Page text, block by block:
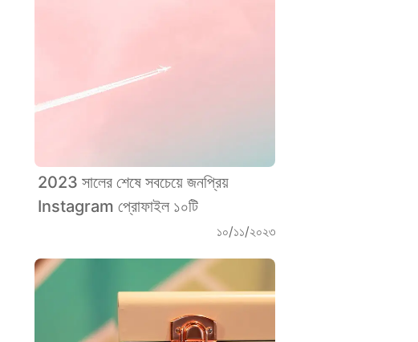
2023 সালের শেষে সবচেয়ে জনপ্রিয়
Instagram প্রোফাইল ১০টি
১০/১১/২০২৩